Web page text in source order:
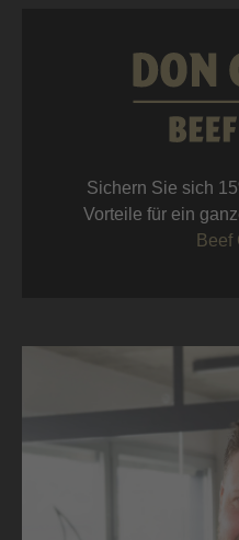
Sichern Sie sich
Vorteile für ein
Beef